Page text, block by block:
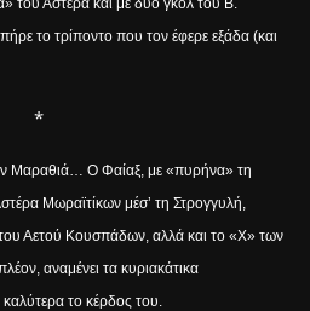
το τρίποντο που τον έφερε εξάδα (και
*
Μαραθιά… Ο Φαίαξ, με «πυρήνα» τη
Μωραϊτίκων μέσ’ τη Στρογγυλή,
του Αετού Κουσπάδων, αλλά και το «Χ» των
αναμένει τα κυριακάτικα
το κέρδος του.